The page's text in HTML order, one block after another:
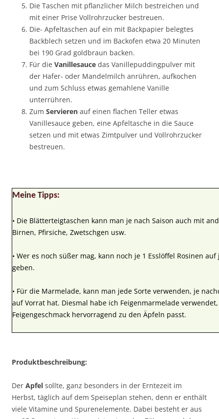
Die Taschen mit pflanzlicher Milch bestreichen und
mit einer Prise Vollrohrzucker bestreuen.
Die- Apfeltaschen auf ein mit Backpapier belegtes
Backblech setzen und im Backofen etwa 20 Minuten
bei 190 Grad goldbraun backen.
Für die Vanillesauce das Vanillepuddingpulver mit
der Hafer- oder Mandelmilch anrühren, aufkochen
und zum Schluss etwas gemahlene Vanille
unterrühren.
Zum Servieren auf einen flachen Teller etwas
Vanillesauce geben, eine Apfeltasche in die Sauce
setzen und mit etwas Zimtpulver und Vollrohrzucker
bestreuen.
Meine Tipps:
• Die Blätterteigtaschen kann man je nach Saison auch mit
Birnen, Pfirsiche, Zwetschgen usw.
• Wer es noch süßer mag, kann noch je 1 Esslöffel Rosinen
geben.
• Für die Marmelade, kann man jede Sorte verwenden, je
auf Vorrat hat. Diesmal habe ich Feigenmarmelade
Feigengeschmack hervorragend zu den Äpfeln passt.
Produktbeschreibung:
Der Apfel sollte, ganz besonders in der Erntezeit im
Herbst, täglich auf dem Speiseplan stehen, denn er enthält
viele Vitamine und Spurenelemente. Dabei besteht er aus